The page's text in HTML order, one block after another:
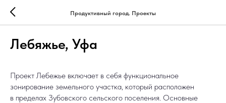
Продуктивный город. Проекты
Лебяжье, Уфа
Проект Лебежье включает в себя функциональное
зонирование земельного участка, который расположен
в пределах Зубовского сельского поселения. Основные